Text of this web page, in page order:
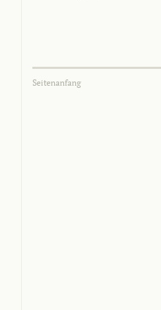
Seitenanfang